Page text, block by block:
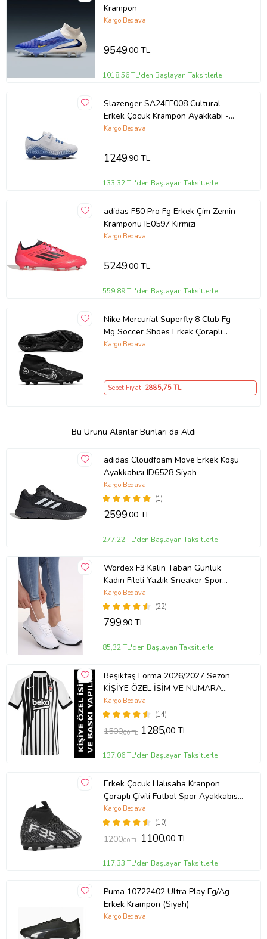
Krampon
Kargo Bedava
9549,00 TL
1018,56 TL'den Başlayan Taksitlerle
Slazenger SA24FF008 Cultural
Erkek Çocuk Krampon Ayakkabı -
Slazenger - Siyah (Beyaz)
Kargo Bedava
1249,90 TL
133,32 TL'den Başlayan Taksitlerle
adidas F50 Pro Fg Erkek Çim Zemin
Kramponu IE0597 Kırmızı
Kargo Bedava
5249,00 TL
559,89 TL'den Başlayan Taksitlerle
Nike Mercurial Superfly 8 Club Fg-
Mg Soccer Shoes Erkek Çoraplı
Çoklu Zemin Siyah Krampon
Kargo Bedava
Sepet Fiyatı 2885,75 TL
Bu Ürünü Alanlar Bunları da Aldı
adidas Cloudfoam Move Erkek Koşu
Ayakkabısı ID6528 Siyah
(1)
Kargo Bedava
2599,00 TL
277,22 TL'den Başlayan Taksitlerle
Wordex F3 Kalın Taban Günlük
Kadın Fileli Yazlık Sneaker Spor
Ayakkabı (Beyaz)
(22)
Kargo Bedava
799,90 TL
85,32 TL'den Başlayan Taksitlerle
Beşiktaş Forma 2026/2027 Sezon
KİŞİYE ÖZEL İSİM VE NUMARA
BASKILI Yetişkin Futbol Forması SS6
(Siyah - Beyaz)(14)
Kargo Bedava
1500,00 TL 1285,00 TL
137,06 TL'den Başlayan Taksitlerle
Erkek Çocuk Halısaha Kranpon
Çoraplı Çivili Futbol Spor Ayakkabısı
F35KR (Siyah - Beyaz)
(10)
Kargo Bedava
1200,00 TL 1100,00 TL
117,33 TL'den Başlayan Taksitlerle
Puma 10722402 Ultra Play Fg/Ag
Erkek Krampon (Siyah)
Kargo Bedava